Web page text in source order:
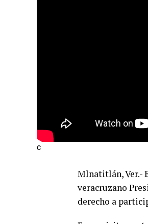
c
Mlnatitlán, Ver.-
veracruzano
derecho a